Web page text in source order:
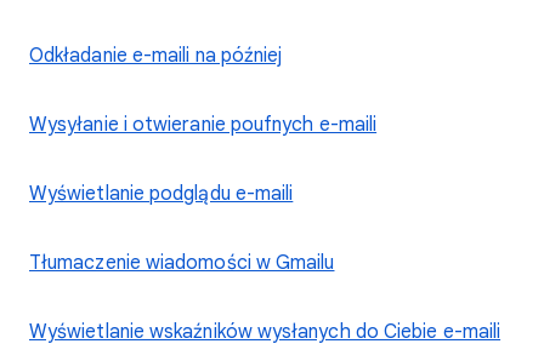
Odkładanie e-maili na później
Wysyłanie i otwieranie poufnych e-maili
Wyświetlanie podglądu e-maili
Tłumaczenie wiadomości w Gmailu
Wyświetlanie wskaźników wysłanych do Ciebie e-maili